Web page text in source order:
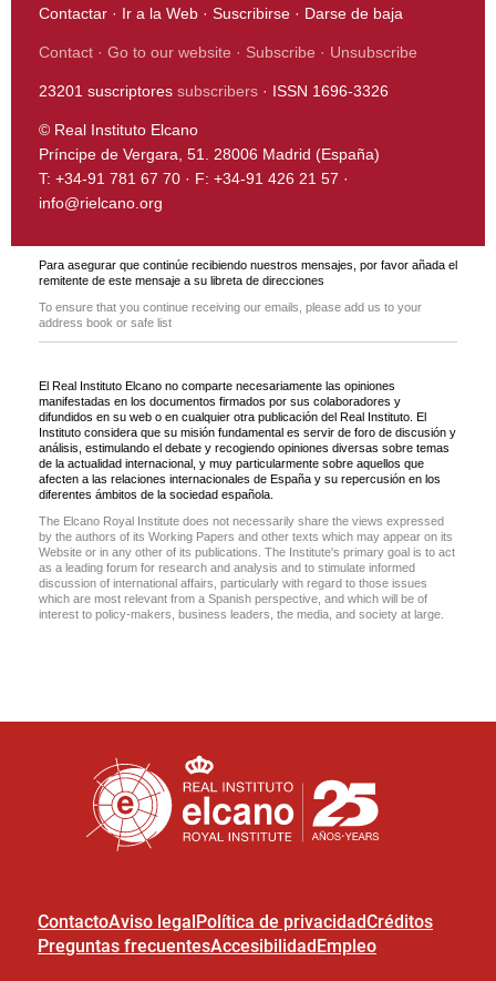
ContactoAviso legalPolítica de privacidadCréditos
Preguntas frecuentesAccesibilidadEmpleo